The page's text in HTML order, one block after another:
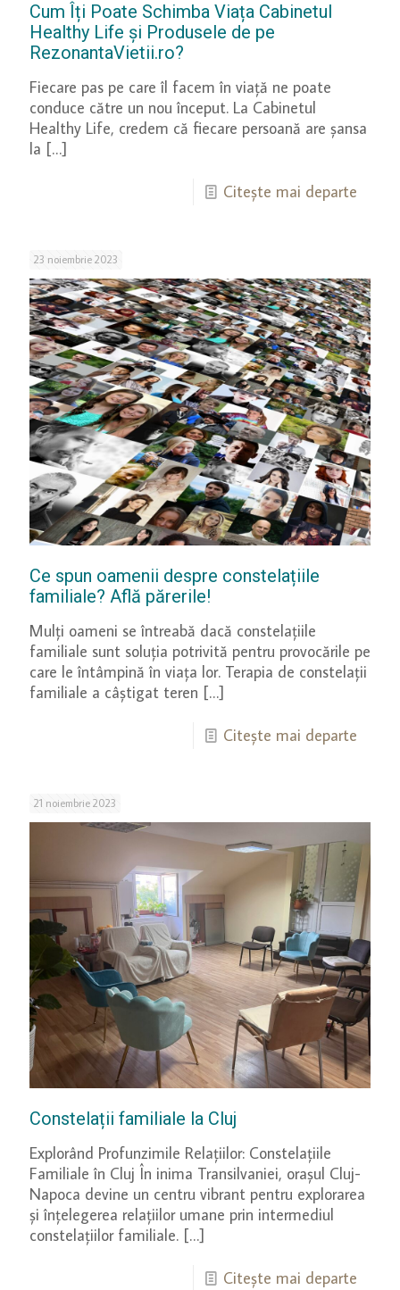
Cum Îți Poate Schimba Viața Cabinetul
Healthy Life și Produsele de pe
RezonantaVietii.ro?
Fiecare pas pe care îl facem în viață ne poate
conduce către un nou început. La Cabinetul
Healthy Life, credem că fiecare persoană are șansa
la […]
Citește mai departe
23 noiembrie 2023
Ce spun oamenii despre constelațiile
familiale? Află părerile!
Mulți oameni se întreabă dacă constelațiile
familiale sunt soluția potrivită pentru provocările pe
care le întâmpină în viața lor. Terapia de constelații
familiale a câștigat teren […]
Citește mai departe
21 noiembrie 2023
Constelații familiale la Cluj
Explorând Profunzimile Relațiilor: Constelațiile
Familiale în Cluj În inima Transilvaniei, orașul Cluj-
Napoca devine un centru vibrant pentru explorarea
și înțelegerea relațiilor umane prin intermediul
constelațiilor familiale. […]
Citește mai departe